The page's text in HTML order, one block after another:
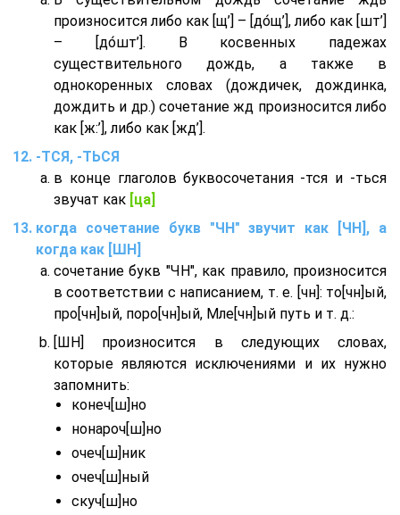
произносится либо как [щ’] – [до́щ’], либо как [шт’]
– [до́шт’]. В косвенных падежах
существительного дождь, а также в
однокоренных словах (дождичек, дождинка,
дождить и др.) сочетание жд произносится либо
как [ж:’], либо как [жд’].
-ТСЯ, -ТЬСЯ
в конце глаголов буквосочетания -тся и -ться
звучат как [ца]
когда сочетание букв "ЧН" звучит как [ЧН], а
когда как [ШН]
сочетание букв "ЧН", как правило, произносится
в соответствии с написанием, т. е. [чн]: то[чн]ый,
про[чн]ый, поро[чн]ый, Мле[чн]ый путь и т. д.:
[ШН] произносится в следующих словах,
которые являются исключениями и их нужно
запомнить:
конеч[ш]но
нонароч[ш]но
очеч[ш]ник
очеч[ш]ный
скуч[ш]но